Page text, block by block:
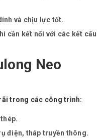
và chịu lực tốt.
cần kết nối với các kết cấu
Neo
trong các công trình:
điện, tháp truyền thông.